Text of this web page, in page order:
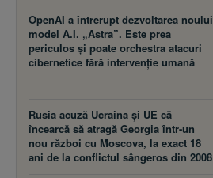
OpenAI a întrerupt dezvoltarea noului
model A.I. „Astra”. Este prea
periculos și poate orchestra atacuri
cibernetice fără intervenție umană
Rusia acuză Ucraina şi UE că
încearcă să atragă Georgia într-un
nou război cu Moscova, la exact 18
ani de la conflictul sângeros din 2008